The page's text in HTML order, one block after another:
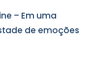
– Em uma
de emoções